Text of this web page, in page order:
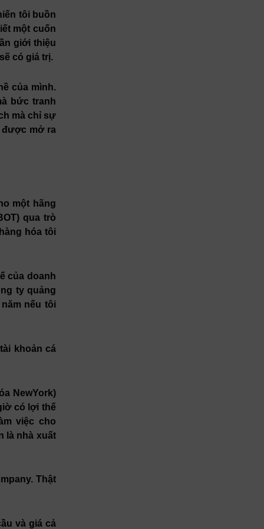
tôi buồn
một cuốn
giới thiệu
có giá trị.
của mình.
bức tranh
mà chỉ sự
được mở ra
một hãng
qua trò
hóa tôi
của doanh
ty quảng
nếu tôi
khoản cá
NewYork)
có lợi thế
việc cho
là nhà xuất
Thật
và giá cả